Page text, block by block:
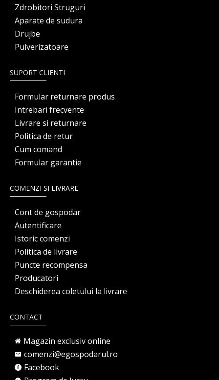
Zdrobitori Struguri
Aparate de sudura
Drujbe
Pulverizatoare
SUPORT CLIENTI
Formular returnare produs
Intrebari frecvente
Livrare si returnare
Politica de retur
Cum comand
Formular garantie
COMENZI SI LIVRARE
Cont de gospodar
Autentificare
Istoric comenzi
Politica de livrare
Puncte recompensa
Producatori
Deschiderea coletului la livrare
CONTACT
Magazin exclusiv online
comenzi@egospodarul.ro
Facebook